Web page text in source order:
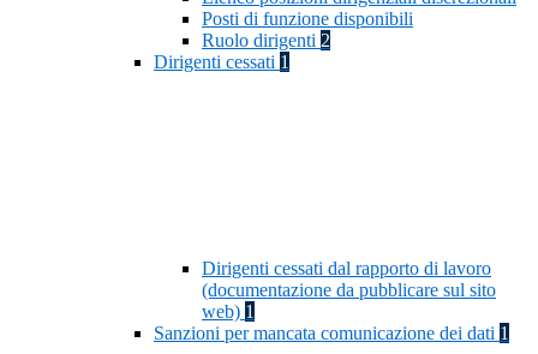
Posti di funzione disponibili
Ruolo dirigenti 2
Dirigenti cessati 1
Dirigenti cessati dal rapporto di lavoro
(documentazione da pubblicare sul sito
web) 1
Sanzioni per mancata comunicazione dei dati 1